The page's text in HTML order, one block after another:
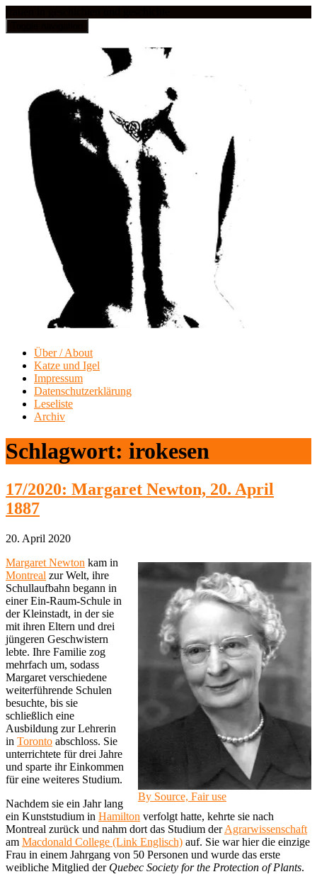
Über / About
Katze und Igel
Impressum
Datenschutzerklärung
Leseliste
Archiv
Schlagwort: irokesen
17/2020: Margaret Newton, 20. April
1887
20. April 2020
By Source, Fair use
Margaret Newton kam in
Montreal zur Welt, ihre
Schullaufbahn begann in
einer Ein-Raum-Schule in
der Kleinstadt, in der sie
mit ihren Eltern und drei
jüngeren Geschwistern
lebte. Ihre Familie zog
mehrfach um, sodass
Margaret verschiedene
weiterführende Schulen
besuchte, bis sie
schließlich eine
Ausbildung zur Lehrerin
in Toronto abschloss. Sie
unterrichtete für drei Jahre
und sparte ihr Einkommen
für eine weiteres Studium.
Nachdem sie ein Jahr lang
ein Kunststudium in Hamilton verfolgt hatte, kehrte sie nach
Montreal zurück und nahm dort das Studium derAgrarwissenschaft
am Macdonald College (Link Englisch) auf. Sie war hier die einzige
Frau in einem Jahrgang von 50 Personen und wurde das erste
weibliche Mitglied der Quebec Society for the Protection of Plants.